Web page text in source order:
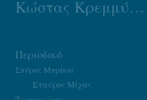
Κώστας Κρεμμύδας
Περιοδικό
Σπύρος Μπρίκος
Σταύρος Μίχας